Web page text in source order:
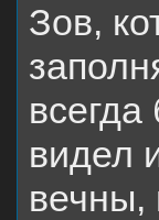
Зов,
видел
вечны,